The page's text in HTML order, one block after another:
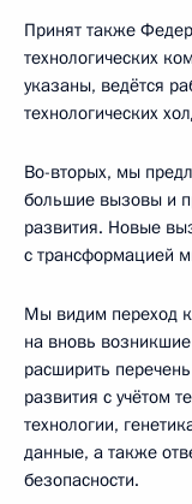
Принят также
технологических
указаны, ведётся
технологических
Во-вторых, мы
большие вызовы и
развития. Новые
с трансформацией
Мы видим переход к
на вновь
расширить
развития с учётом
технологии,
данные, а также
безопасности.